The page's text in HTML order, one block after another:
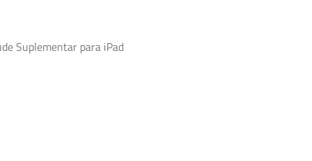
Suplementar para iPad